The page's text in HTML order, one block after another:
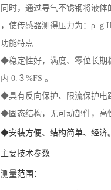
同时，通过导气不锈钢将液
，使传感器测得压力为：ρ
功能特点
◆稳定性好，满度、零位长期
内 0.３%FS 。
◆具有反向保护、限流保护电
◆固态结构，无可动部件，高
◆安装方便、结构简单、经济。
主要技术参数
测量范围：